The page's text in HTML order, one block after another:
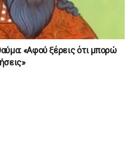
«Αφού ξέρεις ότι μπορώ